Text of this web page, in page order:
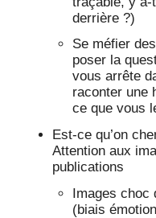
derrière ?)
Se méfier
poser la
vous arrête
raconter une
ce que vous
Est-ce qu’on
Attention aux
publications
Images choc
(biais